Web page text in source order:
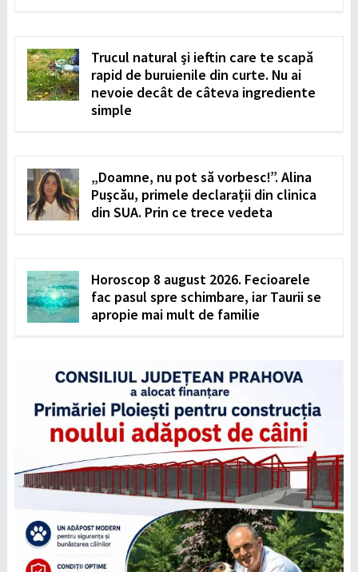
Trucul natural și ieftin care te scapă
rapid de buruienile din curte. Nu ai
nevoie decât de câteva ingrediente
simple
„Doamne, nu pot să vorbesc!”. Alina
Pușcău, primele declarații din clinica
din SUA. Prin ce trece vedeta
Horoscop 8 august 2026. Fecioarele
fac pasul spre schimbare, iar Taurii se
apropie mai mult de familie